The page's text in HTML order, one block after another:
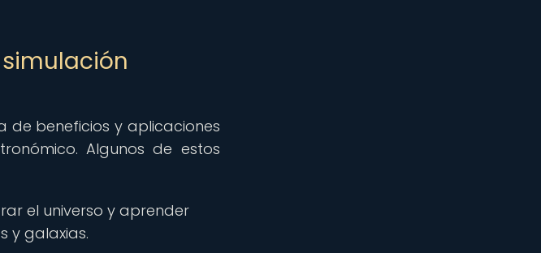
de beneficios y aplicaciones
Algunos de estos
el universo y aprender
y galaxias.